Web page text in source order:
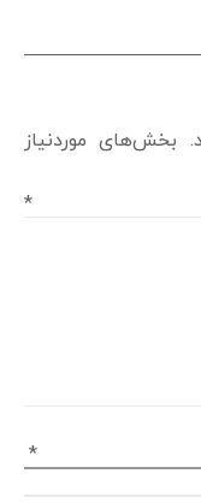
بخش‌های موردنیاز
*
*